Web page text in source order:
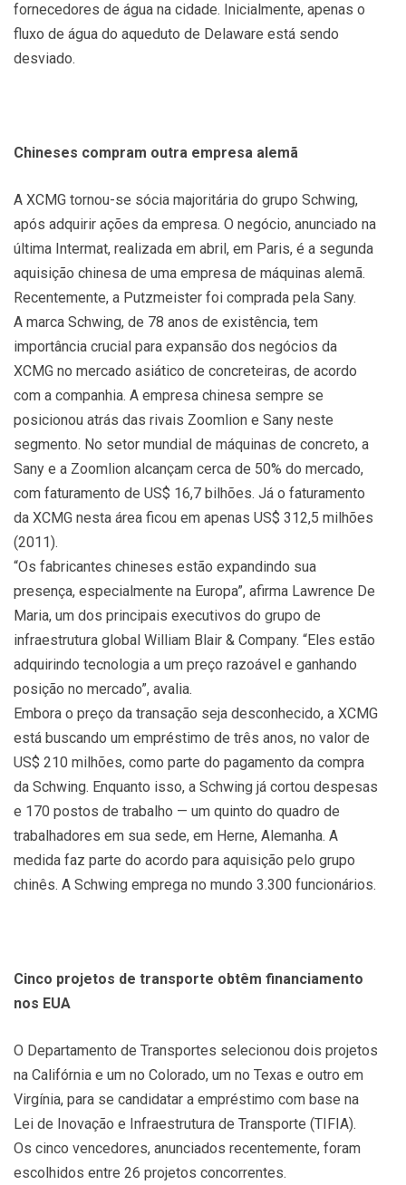
fornecedores de água na cidade. Inicialmente, apenas o
fluxo de água do aqueduto de Delaware está sendo
desviado.
Chineses compram outra empresa alemã
A XCMG tornou-se sócia majoritária do grupo Schwing,
após adquirir ações da empresa. O negócio, anunciado na
última Intermat, realizada em abril, em Paris, é a segunda
aquisição chinesa de uma empresa de máquinas alemã.
Recentemente, a Putzmeister foi comprada pela Sany.
A marca Schwing, de 78 anos de existência, tem
importância crucial para expansão dos negócios da
XCMG no mercado asiático de concreteiras, de acordo
com a companhia. A empresa chinesa sempre se
posicionou atrás das rivais Zoomlion e Sany neste
segmento. No setor mundial de máquinas de concreto, a
Sany e a Zoomlion alcançam cerca de 50% do mercado,
com faturamento de US$ 16,7 bilhões. Já o faturamento
da XCMG nesta área ficou em apenas US$ 312,5 milhões
(2011).
“Os fabricantes chineses estão expandindo sua
presença, especialmente na Europa”, afirma Lawrence De
Maria, um dos principais executivos do grupo de
infraestrutura global William Blair & Company. “Eles estão
adquirindo tecnologia a um preço razoável e ganhando
posição no mercado”, avalia.
Embora o preço da transação seja desconhecido, a XCMG
está buscando um empréstimo de três anos, no valor de
US$ 210 milhões, como parte do pagamento da compra
da Schwing. Enquanto isso, a Schwing já cortou despesas
e 170 postos de trabalho — um quinto do quadro de
trabalhadores em sua sede, em Herne, Alemanha. A
medida faz parte do acordo para aquisição pelo grupo
chinês. A Schwing emprega no mundo 3.300 funcionários.
Cinco projetos de transporte obtêm financiamento
nos EUA
O Departamento de Transportes selecionou dois projetos
na Califórnia e um no Colorado, um no Texas e outro em
Virgínia, para se candidatar a empréstimo com base na
Lei de Inovação e Infraestrutura de Transporte (TIFIA).
Os cinco vencedores, anunciados recentemente, foram
escolhidos entre 26 projetos concorrentes.